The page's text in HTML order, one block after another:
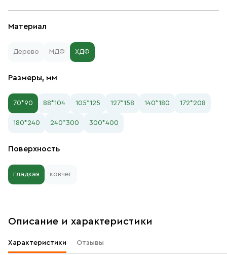
Материал
Дерево МДФ ХДФ
Размеры, мм
70*90 88*104 105*125 127*158 140*180 172*208
180*240 240*300 300*400
Поверхность
гладкая ковчег
Описание и характеристики
Характеристики Отзывы